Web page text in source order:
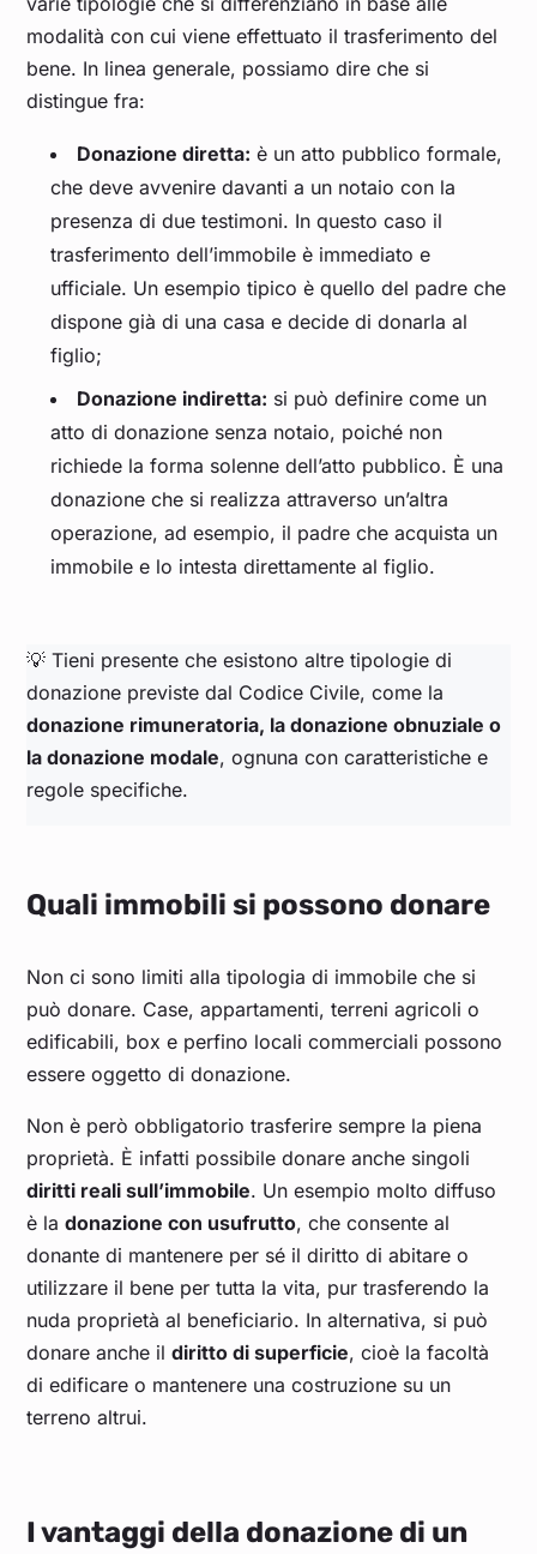
modalità con cui viene effettuato il trasferimento del
bene. In linea generale, possiamo dire che si
distingue fra:
Donazione diretta: è un atto pubblico formale,
che deve avvenire davanti a un notaio con la
presenza di due testimoni. In questo caso il
trasferimento dell’immobile è immediato e
ufficiale. Un esempio tipico è quello del padre che
dispone già di una casa e decide di donarla al
figlio;
Donazione indiretta: si può definire come un
atto di donazione senza notaio, poiché non
richiede la forma solenne dell’atto pubblico. È una
donazione che si realizza attraverso un’altra
operazione, ad esempio, il padre che acquista un
immobile e lo intesta direttamente al figlio.
💡 Tieni presente che esistono altre tipologie di
donazione previste dal Codice Civile, come la
donazione rimuneratoria, la donazione obnuziale o
la donazione modale, ognuna con caratteristiche e
regole specifiche.
Quali immobili si possono donare
Non ci sono limiti alla tipologia di immobile che si
può donare. Case, appartamenti, terreni agricoli o
edificabili, box e perfino locali commerciali possono
essere oggetto di donazione.
Non è però obbligatorio trasferire sempre la piena
proprietà. È infatti possibile donare anche singoli
diritti reali sull’immobile. Un esempio molto diffuso
è ladonazione con usufrutto, che consente al
donante di mantenere per sé il diritto di abitare o
utilizzare il bene per tutta la vita, pur trasferendo la
nuda proprietà al beneficiario. In alternativa, si può
donare anche ildiritto di superficie, cioè la facoltà
di edificare o mantenere una costruzione su un
terreno altrui.
I vantaggi della donazione di un